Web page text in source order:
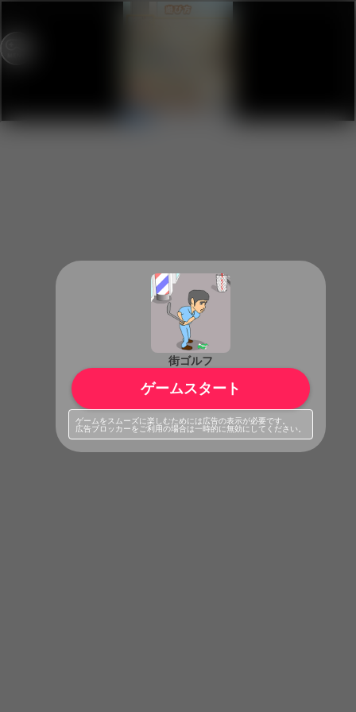
街ゴルフ
ゲームスタート
ゲームをスムーズに楽しむためには広告の表示が必要です。
広告ブロッカーをご利用の場合は一時的に無効にしてください。